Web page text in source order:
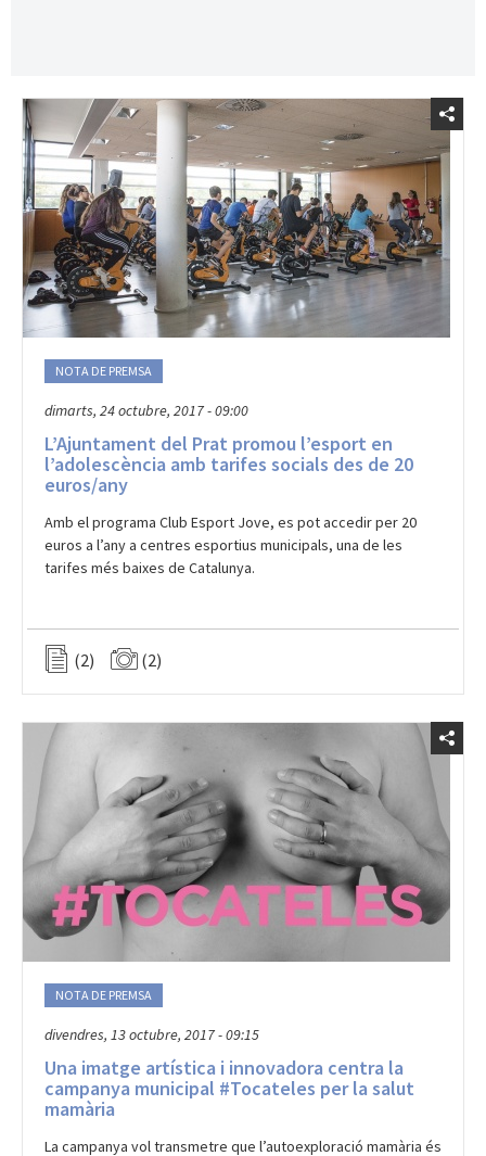
dimarts, 24 octubre, 2017 - 09:00
L’Ajuntament del Prat promou l’esport en
l’adolescència amb tarifes socials des de 20
euros/any
Amb el programa Club Esport Jove, es pot accedir per 20
euros a l’any a centres esportius municipals, una de les
tarifes més baixes de Catalunya.
(2) (2)
divendres, 13 octubre, 2017 - 09:15
Una imatge artística i innovadora centra la
campanya municipal #Tocateles per la salut
mamària
La campanya vol transmetre que l’autoexploració mamària és
necessària per complementar els protocols mèdics, que no